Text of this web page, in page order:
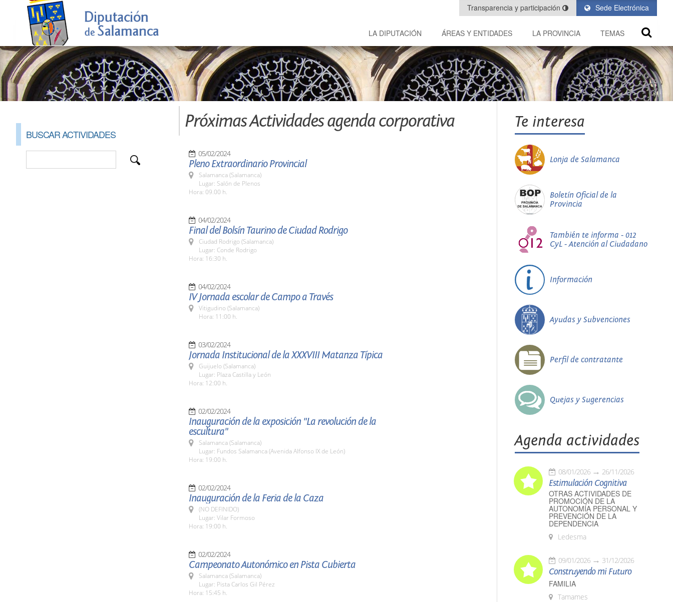
Sede Electrónica
Transparencia y participación
LA DIPUTACIÓN ÁREAS Y ENTIDADES LA PROVINCIA TEMAS
BUSCAR ACTIVIDADES
Próximas Actividades agenda corporativa
05/02/2024
Pleno Extraordinario Provincial
Salamanca (Salamanca)
Lugar: Salón de Plenos
Hora: 09.00 h.
04/02/2024
Final del Bolsín Taurino de Ciudad Rodrigo
Ciudad Rodrigo (Salamanca)
Lugar: Conde Rodrigo
Hora: 16:30 h.
04/02/2024
IV Jornada escolar de Campo a Través
Vitigudino (Salamanca)
Hora: 11:00 h.
03/02/2024
Jornada Institucional de la XXXVIII Matanza Típica
Guijuelo (Salamanca)
Lugar: Plaza Castilla y León
Hora: 12:00 h.
02/02/2024
Inauguración de la exposición "La revolución de la
escultura"
Salamanca (Salamanca)
Lugar: Fundos Salamanca (Avenida Alfonso IX de León)
Hora: 19:00 h.
02/02/2024
Inauguración de la Feria de la Caza
(NO DEFINIDO)
Lugar: Vilar Formoso
Hora: 19:00 h.
02/02/2024
Campeonato Autonómico en Pista Cubierta
Salamanca (Salamanca)
Lugar: Pista Carlos Gil Pérez
Hora: 15:45 h.
Te interesa
Lonja de Salamanca
Boletín Oficial de la
Provincia
También te informa - 012
CyL - Atención al Ciudadano
Información
Ayudas y Subvenciones
Perfil de contratante
Quejas y Sugerencias
Agenda actividades
08/01/2026 26/11/2026
Estimulación Cognitiva
OTRAS ACTIVIDADES DE
PROMOCIÓN DE LA
AUTONOMÍA PERSONAL Y
PREVENCIÓN DE LA
DEPENDENCIA
Ledesma
09/01/2026 31/12/2026
Construyendo mi Futuro
FAMILIA
Tamames